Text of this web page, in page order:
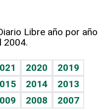
Libre año por año
2004.
2020
2019
2014
2013
2008
2007